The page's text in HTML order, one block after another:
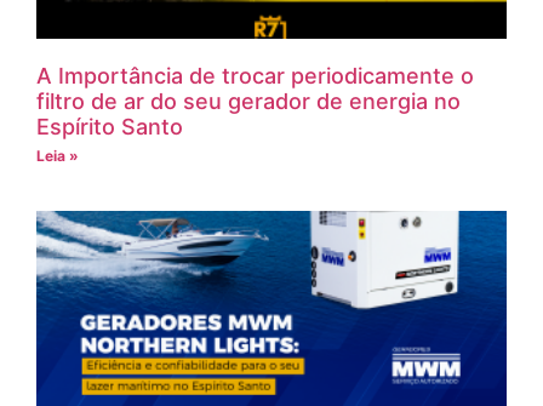
A Importância de trocar periodicamente o
filtro de ar do seu gerador de energia no
Espírito Santo
Leia »